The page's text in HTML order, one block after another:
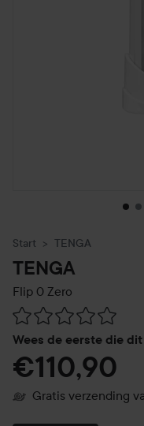
Start TENGA
TENGA
Flip 0 Zero
Wees de eerste die
Ga naar Reviews &
€110,90
Gratis verzending